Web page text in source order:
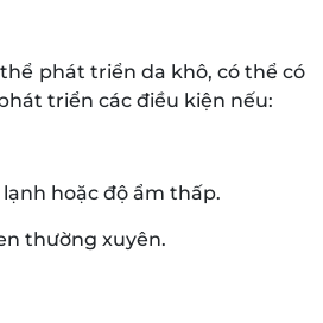
phát triển da khô, có thể có
triển các điều kiện nếu:
hoặc độ ẩm thấp.
thường xuyên.